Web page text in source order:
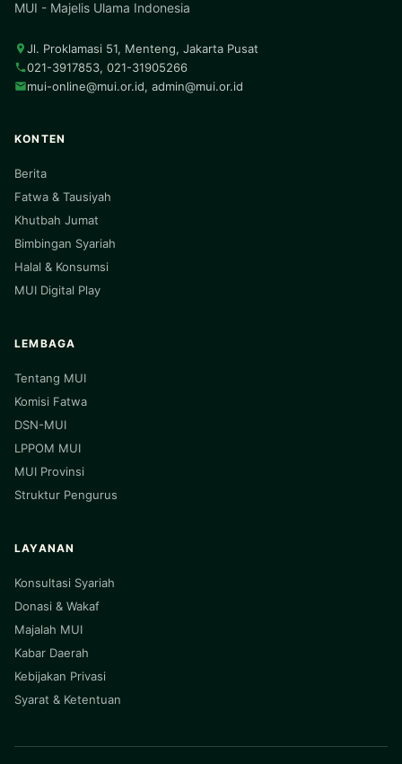
MUI - Majelis Ulama Indonesia
Jl. Proklamasi 51, Menteng, Jakarta Pusat
021-3917853, 021-31905266
mui-online@mui.or.id, admin@mui.or.id
KONTEN
Berita
Fatwa & Tausiyah
Khutbah Jumat
Bimbingan Syariah
Halal & Konsumsi
MUI Digital Play
LEMBAGA
Tentang MUI
Komisi Fatwa
DSN-MUI
LPPOM MUI
MUI Provinsi
Struktur Pengurus
LAYANAN
Konsultasi Syariah
Donasi & Wakaf
Majalah MUI
Kabar Daerah
Kebijakan Privasi
Syarat & Ketentuan